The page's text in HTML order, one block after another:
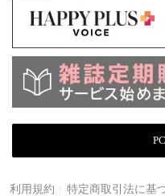
利用規約 特定商取引法に基